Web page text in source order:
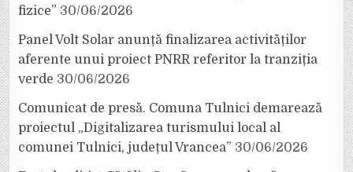
fizice” 30/06/2026
Panel Volt Solar anunță finalizarea activităților
aferente unui proiect PNRR referitor la tranziția
verde 30/06/2026
Comunicat de presă. Comuna Tulnici demarează
proiectul „Digitalizarea turismului local al
comunei Tulnici, județul Vrancea” 30/06/2026